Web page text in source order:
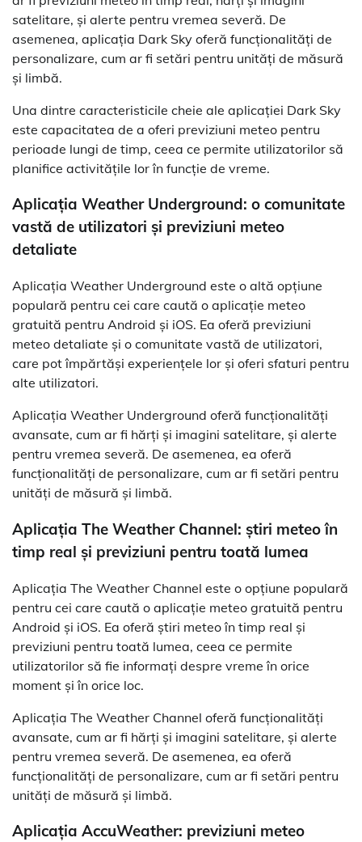
satelitare, și alerte pentru vremea severă. De
asemenea, aplicația Dark Sky oferă funcționalități de
personalizare, cum ar fi setări pentru unități de măsură
și limbă.
Una dintre caracteristicile cheie ale aplicației Dark Sky
este capacitatea de a oferi previziuni meteo pentru
perioade lungi de timp, ceea ce permite utilizatorilor să
planifice activitățile lor în funcție de vreme.
Aplicația Weather Underground: o comunitate
vastă de utilizatori și previziuni meteo
detaliate
Aplicația Weather Underground este o altă opțiune
populară pentru cei care caută o aplicație meteo
gratuită pentru Android și iOS. Ea oferă previziuni
meteo detaliate și o comunitate vastă de utilizatori,
care pot împărtăși experiențele lor și oferi sfaturi pentru
alte utilizatori.
Aplicația Weather Underground oferă funcționalități
avansate, cum ar fi hărți și imagini satelitare, și alerte
pentru vremea severă. De asemenea, ea oferă
funcționalități de personalizare, cum ar fi setări pentru
unități de măsură și limbă.
Aplicația The Weather Channel: știri meteo în
timp real și previziuni pentru toată lumea
Aplicația The Weather Channel este o opțiune populară
pentru cei care caută o aplicație meteo gratuită pentru
Android și iOS. Ea oferă știri meteo în timp real și
previziuni pentru toată lumea, ceea ce permite
utilizatorilor să fie informați despre vreme în orice
moment și în orice loc.
Aplicația The Weather Channel oferă funcționalități
avansate, cum ar fi hărți și imagini satelitare, și alerte
pentru vremea severă. De asemenea, ea oferă
funcționalități de personalizare, cum ar fi setări pentru
unități de măsură și limbă.
Aplicația AccuWeather: previziuni meteo